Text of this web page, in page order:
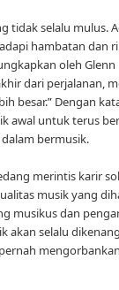
tidak selalu mulus.
hambatan dan
oleh Glenn
dari perjalanan,
besar.” Dengan
awal untuk terus
bermusik.
merintis karir
musik yang
musikus dan
akan selalu